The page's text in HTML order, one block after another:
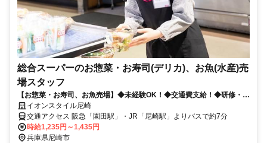
総合スーパーのお惣菜・お寿司(デリカ)、お魚(水産)売
場スタッフ
【お惣菜・お寿司、お魚売場】◆未経験OK！◆交通費支給！◆研修・福
利厚生が充実し働きやすい環境です♪
イオンスタイル尼崎
交通アクセス 阪急「園田駅」・JR「尼崎駅」よりバスで約7分
時給1,235円～1,435円
兵庫県尼崎市